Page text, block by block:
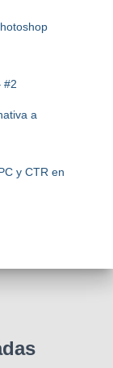
#2
a
y CTR en